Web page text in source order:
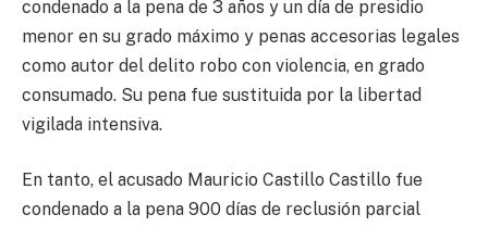
condenado a la pena de 3 años y un día de presidio
menor en su grado máximo y penas accesorias legales
como autor del delito robo con violencia, en grado
consumado. Su pena fue sustituida por la libertad
vigilada intensiva.
En tanto, el acusado Mauricio Castillo Castillo fue
condenado a la pena 900 días de reclusión parcial